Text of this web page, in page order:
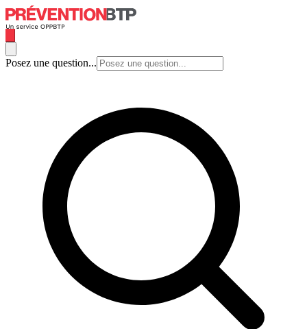
Posez une question...